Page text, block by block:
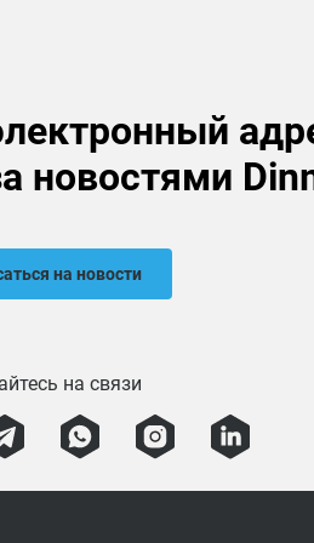
новостями
на новости
на связи